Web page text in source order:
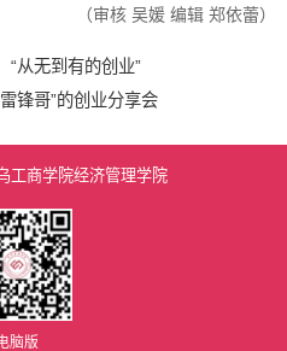
（审核 吴媛 编辑 郑依蕾）
“从无到有的创业”
锋哥”的创业分享会
工商学院经济管理学院
脑版